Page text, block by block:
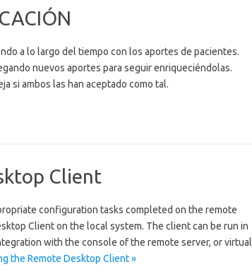
a lo largo del tiempo con los aportes de pacientes.
nuevos aportes para seguir enriqueciéndolas.
si ambos las han aceptado como tal.
Client
configuration tasks completed on the remote
Client on the local system. The client can be run in
with the console of the remote server, or virtual
the Remote Desktop Client »